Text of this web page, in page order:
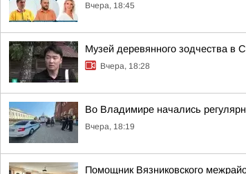
Вчера, 18:45
Музей деревянного зодчества в
Вчера, 18:28
Во Владимире начались
Вчера, 18:19
Помощник Вязниковского